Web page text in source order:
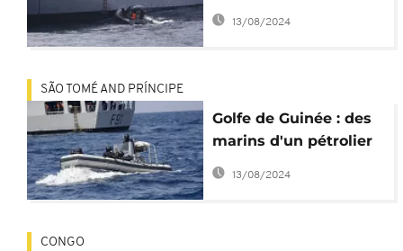
identifiées"
investissent un
13/08/2024
SÃO TOMÉ AND PRÍNCIPE
Golfe de Guinée : des
marins d'un pétrolier
pris en otage par des
pirates
13/08/2024
CONGO